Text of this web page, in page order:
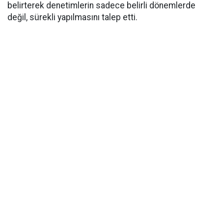
belirterek denetimlerin sadece belirli dönemlerde
değil, sürekli yapılmasını talep etti.